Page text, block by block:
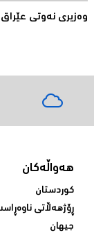
وەزیری نەوتى
هەواڵەکان
کوردستان
ڕۆژهەڵاتی
جیهان